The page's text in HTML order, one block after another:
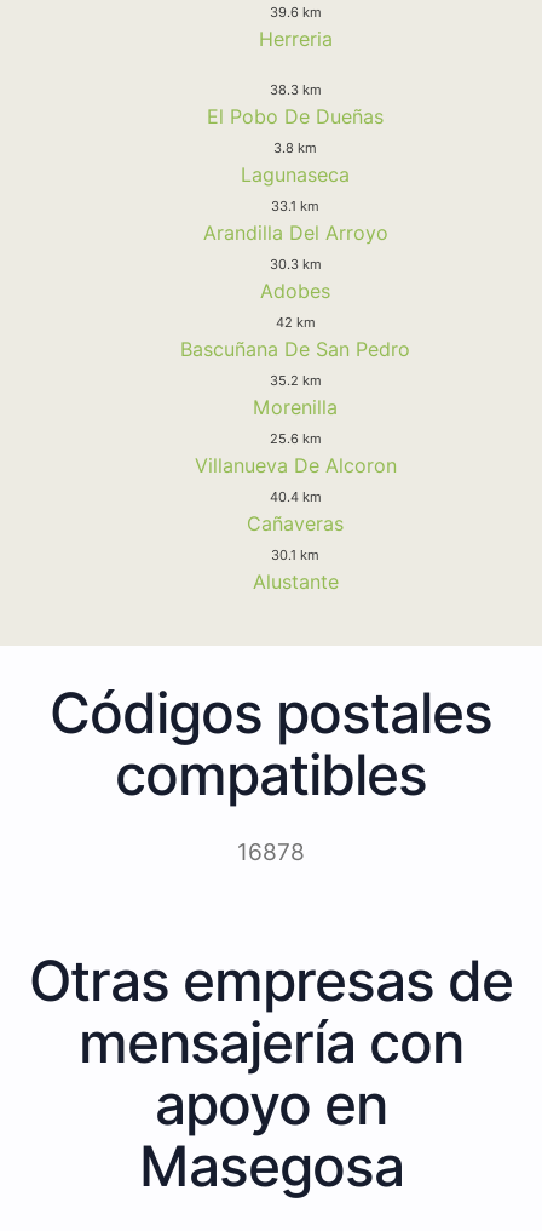
39.6 km
Herreria
38.3 km
El Pobo De Dueñas
3.8 km
Lagunaseca
33.1 km
Arandilla Del Arroyo
30.3 km
Adobes
42 km
Bascuñana De San Pedro
35.2 km
Morenilla
25.6 km
Villanueva De Alcoron
40.4 km
Cañaveras
30.1 km
Alustante
Códigos postales
compatibles
16878
Otras empresas de
mensajería con
apoyo en
Masegosa